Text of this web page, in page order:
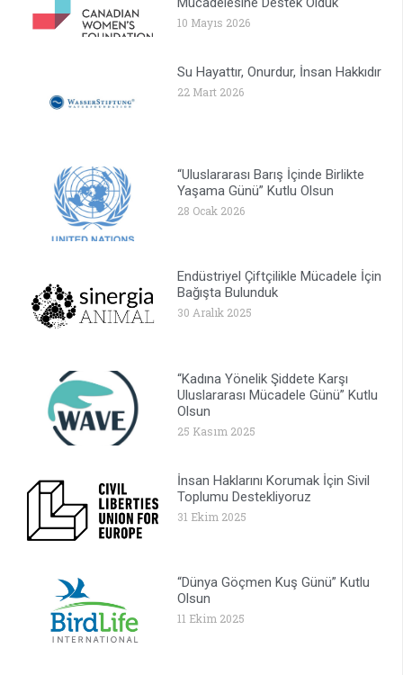
10 Mayıs 2026
Su Hayattır, Onurdur, İnsan Hakkıdır
22 Mart 2026
“Uluslararası Barış İçinde Birlikte
Yaşama Günü” Kutlu Olsun
28 Ocak 2026
Endüstriyel Çiftçilikle Mücadele İçin
Bağışta Bulunduk
30 Aralık 2025
“Kadına Yönelik Şiddete Karşı
Uluslararası Mücadele Günü” Kutlu
Olsun
25 Kasım 2025
İnsan Haklarını Korumak İçin Sivil
Toplumu Destekliyoruz
31 Ekim 2025
“Dünya Göçmen Kuş Günü” Kutlu
Olsun
11 Ekim 2025